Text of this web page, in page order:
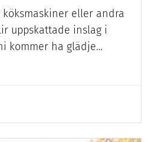
köksmaskiner eller andra
uppskattade inslag i
kommer ha glädje…